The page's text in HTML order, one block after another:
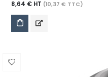
8,64 € HT (10,37 € TTC)